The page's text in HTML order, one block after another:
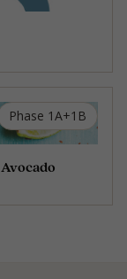
Phase 1A+1B